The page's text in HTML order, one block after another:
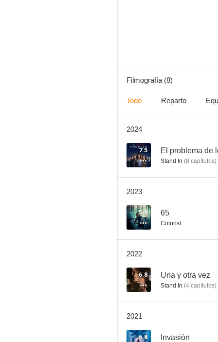
Filmografía (8)
Todo Reparto
2024
7.5 El problema de
Stand In (8 capítulos)
2023
5.8 65
Colorist
2022
6.8 Una y otra vez
Stand In (4 capítulos)
2021
6.8 Invasión